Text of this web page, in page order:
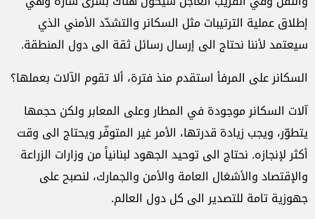
إطلاق عملية الترتيبات مثل السكانر والتشدّد الأمني الذي
سيعتمد لأننا نحتاج الى إرسال رسائل ثقة الى دول المنطقة.
السكانر على المرفأ استقدم منذ فترة، ألا تقوم الآلات بعملها؟
آلات السكانر موجودة في المطار وعلى المعابر ولكن حجمها
يتطوّر، ويجب زيادة قدرتها، الأمر غير المتوفّر ويحتاج الى وقت
أكثر لإنجازه. نحتاج الى توحيد الجهود لبنانياً من وزارات الزراعة
والإقتصاد والأشغال العامة والأمن والجمارك، لنصبح على
جهوزية تامة للتصدير الى كل دول العالم.